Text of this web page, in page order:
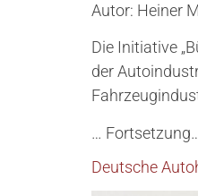
Autor: Heiner
Die Initiative
der
…
Deutsche